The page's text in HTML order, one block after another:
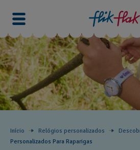
Início Relógios personalizados
Personalizados Para Raparigas